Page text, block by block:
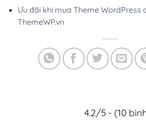
Ưu đãi khi mua Theme WordPress
ThemeWP.vn
4.2/5 - (10